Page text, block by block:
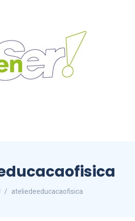
ateliedeeducacaofisica